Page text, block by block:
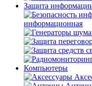
Защита
информационная
Компьютеры